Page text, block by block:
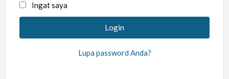
Ingat saya
Lupa password Anda?